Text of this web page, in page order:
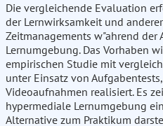
Die vergleichende Evaluation
der Lernwirksamkeit und
Zeitmanagements w"ahrend
Lernumgebung. Das Vorhaben
empirischen Studie mit
unter Einsatz von
Videoaufnahmen realisiert. Es
hypermediale Lernumgebung
Alternative zum Praktikum